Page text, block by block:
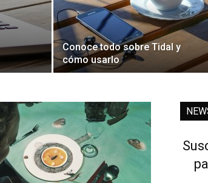
Conoce todo sobre Tidal y
cómo usarlo